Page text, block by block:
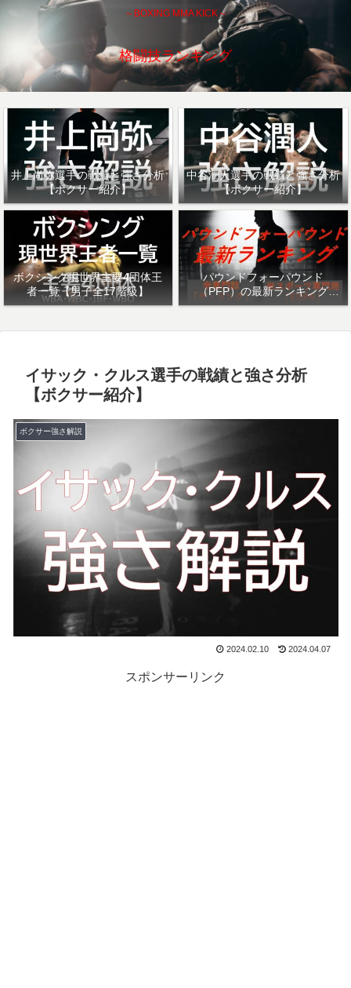
～BOXING MMA KICK～
格闘技ランキング
井上尚弥選手の戦績と強さ分析
【ボクサー紹介】
中谷潤人選手の戦績と強さ分析
【ボクサー紹介】
ボクシング現世界主要4団体王
者一覧【男子全17階級】
パウンドフォーパウンド
（PFP）の最新ランキング
「ザ・リング」・「ESPN」を
イサック・クルス選手の戦績と強さ分析
【ボクサー紹介】
ボクサー強さ解説
2024.02.10 2024.04.07
スポンサーリンク